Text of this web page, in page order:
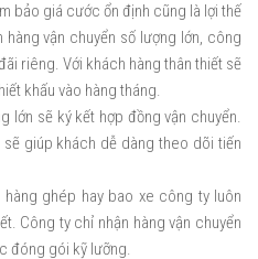
bảo giá cước ổn định cũng là lợi thế
vận chuyển số lượng lớn, công
riêng. Với khách hàng thân thiết sẽ
khấu vào hàng tháng.
lớn sẽ ký kết hợp đồng vận chuyển.
sẽ giúp khách dễ dàng theo dõi tiến
ghép hay bao xe công ty luôn
Công ty chỉ nhận hàng vận chuyển
đóng gói kỹ lưỡng.